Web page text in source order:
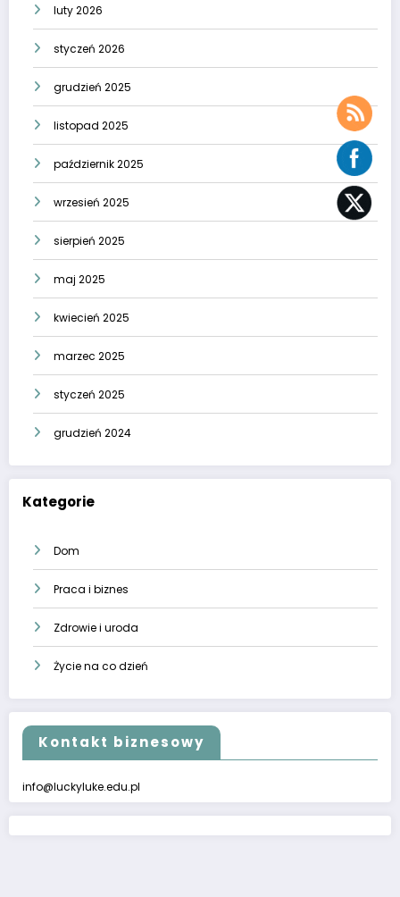
luty 2026
styczeń 2026
grudzień 2025
listopad 2025
październik 2025
wrzesień 2025
sierpień 2025
maj 2025
kwiecień 2025
marzec 2025
styczeń 2025
grudzień 2024
Kategorie
Dom
Praca i biznes
Zdrowie i uroda
Życie na co dzień
Kontakt biznesowy
info@luckyluke.edu.pl